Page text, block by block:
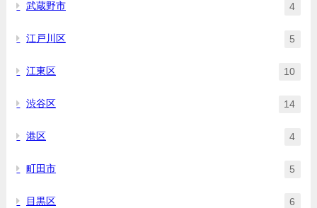
武蔵野市 4
江戸川区 5
江東区 10
渋谷区 14
港区 4
町田市 5
目黒区 6